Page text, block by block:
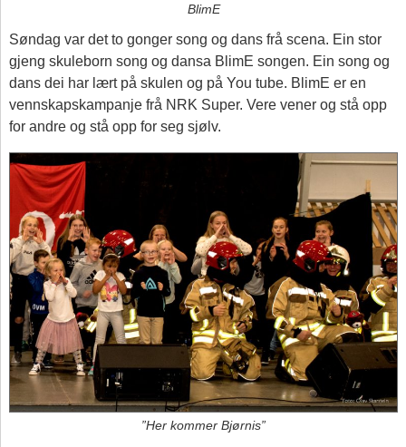
BlimE
Søndag var det to gonger song og dans frå scena. Ein stor
gjeng skuleborn song og dansa BlimE songen. Ein song og
dans dei har lært på skulen og på You tube. BlimE er en
vennskapskampanje frå NRK Super. Vere vener og stå opp
for andre og stå opp for seg sjølv.
”Her kommer Bjørnis”